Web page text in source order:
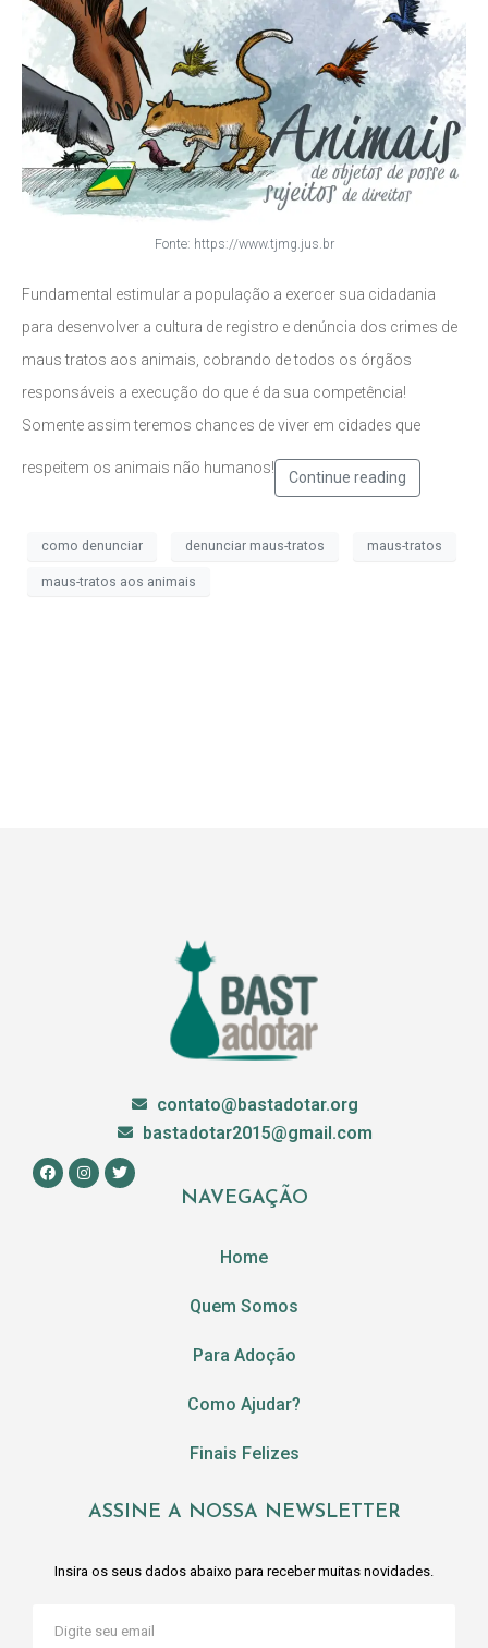
Fonte: https://www.tjmg.jus.br
Fundamental estimular a população a exercer sua cidadania
para desenvolver a cultura de registro e denúncia dos crimes de
maus tratos aos animais, cobrando de todos os órgãos
responsáveis a execução do que é da sua competência!
Somente assim teremos chances de viver em cidades que
respeitem os animais não humanos!
Continue reading
como denunciar denunciar maus-tratos maus-tratos
maus-tratos aos animais
contato@bastadotar.org
bastadotar2015@gmail.com
NAVEGAÇÃO
Home
Quem Somos
Para Adoção
Como Ajudar?
Finais Felizes
ASSINE A NOSSA NEWSLETTER
Insira os seus dados abaixo para receber muitas novidades.